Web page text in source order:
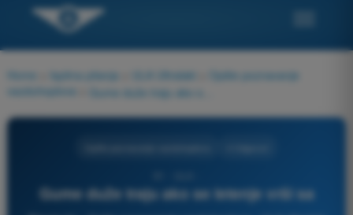
Home Ispitna pitanja ULA Ultralaki
Opšte poznavanje
vazduhoplova
Gume duže traju ako se letenje vrši sa